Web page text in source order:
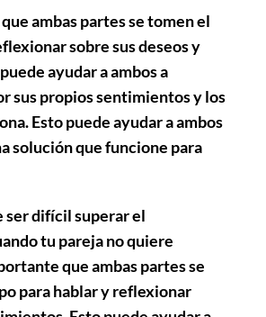
ambas partes se tomen el
sobre sus deseos y
ayudar a ambos a
sus propios sentimientos y los
Esto puede ayudar a ambos
solución que funcione para
ser difícil superar el
tu pareja no quiere
que ambas partes se
para hablar y reflexionar